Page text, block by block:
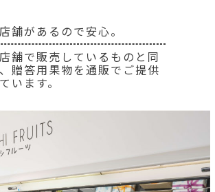
舗があるので安心。
舗で販売しているものと同
贈答用果物を通販でご提供
います。